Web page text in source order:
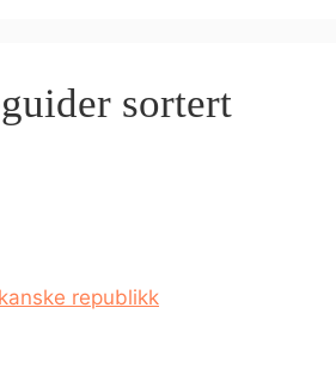
sortert
republikk